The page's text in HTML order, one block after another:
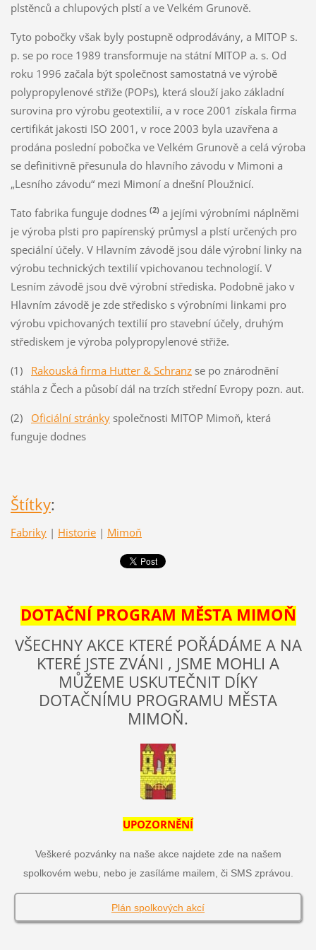
plstěnců a chlupových plstí a ve Velkém Grunově.
Tyto pobočky však byly postupně odprodávány, a MITOP s.
p. se po roce 1989 transformuje na státní MITOP a. s. Od
roku 1996 začala být společnost samostatná ve výrobě
polypropylenové střiže (POPs), která slouží jako základní
surovina pro výrobu geotextilií, a v roce 2001 získala firma
certifikát jakosti ISO 2001, v roce 2003 byla uzavřena a
prodána poslední pobočka ve Velkém Grunově a celá výroba
se definitivně přesunula do hlavního závodu v Mimoni a
„Lesního závodu“ mezi Mimoní a dnešní Ploužnicí.
Tato fabrika funguje dodnes (2)a jejími výrobními náplněmi
je výroba plsti pro papírenský průmysl a plstí určených pro
speciální účely. V Hlavním závodě jsou dále výrobní linky na
výrobu technických textilií vpichovanou technologií. V
Lesním závodě jsou dvě výrobní střediska. Podobně jako v
Hlavním závodě je zde středisko s výrobními linkami pro
výrobu vpichovaných textilií pro stavební účely, druhým
střediskem je výroba polypropylenové střiže.
(1) Rakouská firma Hutter & Schranzse po znárodnění
stáhla z Čech a působí dál na trzích střední Evropy pozn. aut.
(2) Oficiální stránkyspolečnosti MITOP Mimoň, která
funguje dodnes
Štítky:
Fabriky | Historie | Mimoň
DOTAČNÍ PROGRAM MĚSTA MIMOŇ
VŠECHNY AKCE KTERÉ POŘÁDÁME A NA
KTERÉ JSTE ZVÁNI , JSME MOHLI A
MŮŽEME USKUTEČNIT DÍKY
DOTAČNÍMU PROGRAMU MĚSTA
MIMOŇ.
UPOZORNĚNÍ
Veškeré pozvánky na naše akce najdete zde na našem
spolkovém webu, nebo je zasíláme mailem, či SMS zprávou.
Plán spolkových akcí